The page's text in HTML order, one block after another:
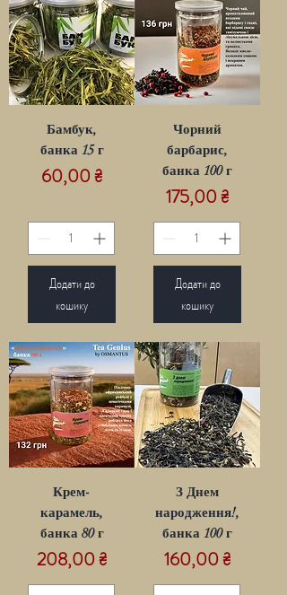
Бамбук,
банка 15 г
Ціна
60,00 ₴
Додати до
кошику
Чорний
барбарис,
банка 100 г
Ціна
175,00 ₴
Додати до
кошику
Крем-
карамель,
банка 80 г
Ціна
208,00 ₴
З Днем
народження!,
банка 100 г
Ціна
160,00 ₴